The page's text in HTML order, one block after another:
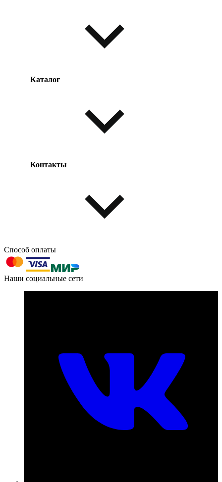
Таблица размеров
Каталог
Контакты
603004, г. Нижний Новгород, проспект Ленина, д. 95
Номер телефона для связи:
+7 (831) 290-86-98
Способ оплаты
Наши социальные сети